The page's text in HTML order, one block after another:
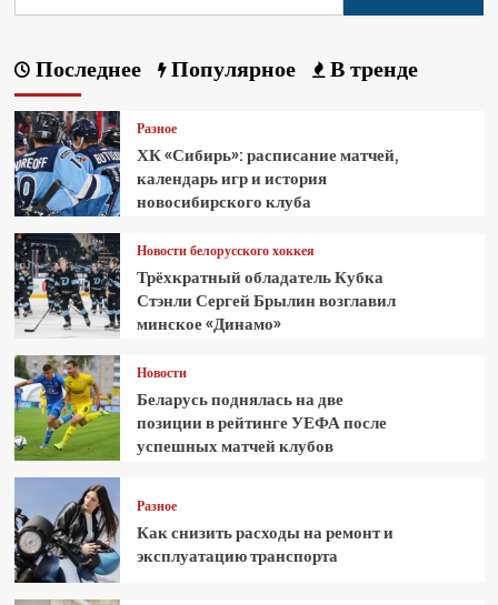
Последнее Популярное В тренде
Разное
ХК «Сибирь»: расписание матчей,
календарь игр и история
новосибирского клуба
Новости белорусского хоккея
Трёхкратный обладатель Кубка
Стэнли Сергей Брылин возглавил
минское «Динамо»
Новости
Беларусь поднялась на две
позиции в рейтинге УЕФА после
успешных матчей клубов
Разное
Как снизить расходы на ремонт и
эксплуатацию транспорта